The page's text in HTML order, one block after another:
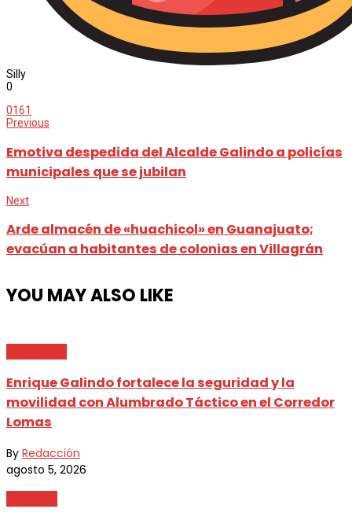
Silly
0
0161
Previous
Emotiva despedida del Alcalde Galindo a policías
municipales que se jubilan
Next
Arde almacén de «huachicol» en Guanajuato;
evacúan a habitantes de colonias en Villagrán
YOU MAY ALSO LIKE
Enrique Galindo fortalece la seguridad y la
movilidad con Alumbrado Táctico en el Corredor
Lomas
By Redacción
agosto 5, 2026